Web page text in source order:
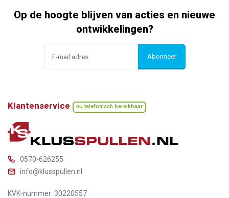
Op de hoogte blijven van acties en nieuwe
ontwikkelingen?
Abonneer
Klantenservice nu telefonisch bereikbaar
0570-626255
info@klusspullen.nl
KVK-nummer: 30220557